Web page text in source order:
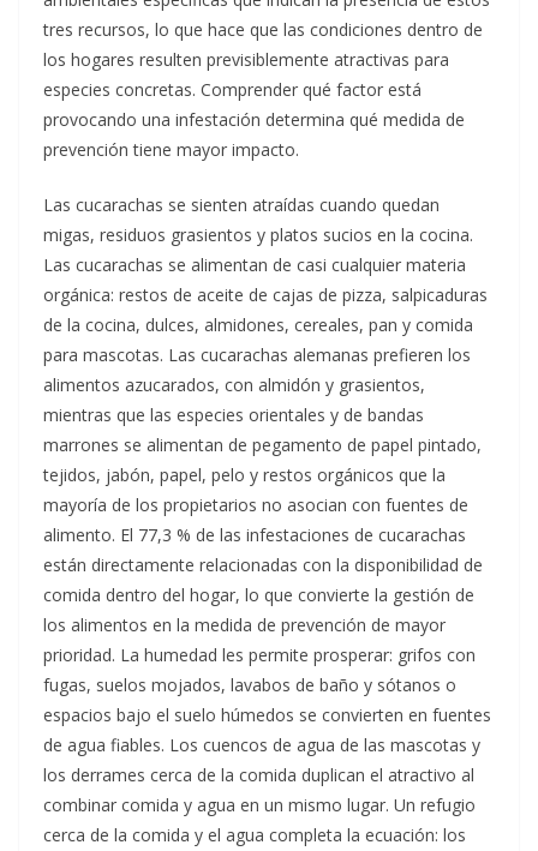
tres recursos, lo que hace que las condiciones dentro de
los hogares resulten previsiblemente atractivas para
especies concretas. Comprender qué factor está
provocando una infestación determina qué medida de
prevención tiene mayor impacto.
Las cucarachas se sienten atraídas cuando quedan
migas, residuos grasientos y platos sucios en la cocina.
Las cucarachas se alimentan de casi cualquier materia
orgánica: restos de aceite de cajas de pizza, salpicaduras
de la cocina, dulces, almidones, cereales, pan y comida
para mascotas. Las cucarachas alemanas prefieren los
alimentos azucarados, con almidón y grasientos,
mientras que las especies orientales y de bandas
marrones se alimentan de pegamento de papel pintado,
tejidos, jabón, papel, pelo y restos orgánicos que la
mayoría de los propietarios no asocian con fuentes de
alimento. El 77,3 % de las infestaciones de cucarachas
están directamente relacionadas con la disponibilidad de
comida dentro del hogar, lo que convierte la gestión de
los alimentos en la medida de prevención de mayor
prioridad. La humedad les permite prosperar: grifos con
fugas, suelos mojados, lavabos de baño y sótanos o
espacios bajo el suelo húmedos se convierten en fuentes
de agua fiables. Los cuencos de agua de las mascotas y
los derrames cerca de la comida duplican el atractivo al
combinar comida y agua en un mismo lugar. Un refugio
cerca de la comida y el agua completa la ecuación: los